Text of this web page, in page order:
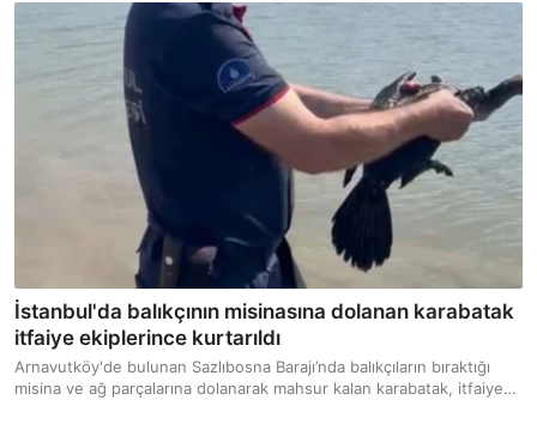
İstanbul'da balıkçının misinasına dolanan karabatak
itfaiye ekiplerince kurtarıldı
Arnavutköy'de bulunan Sazlıbosna Barajı’nda balıkçıların bıraktığı
misina ve ağ parçalarına dolanarak mahsur kalan karabatak, itfaiye